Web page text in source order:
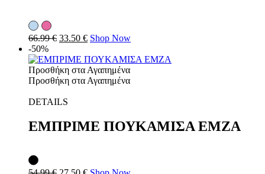
66.99€ 33.50 € Shop Now
-50%
Προσθήκη στα Αγαπημένα
Προσθήκη στα Αγαπημένα
DETAILS
ΕΜΠΡΙΜΕ ΠΟΥΚΑΜΙΣΑ EMZA